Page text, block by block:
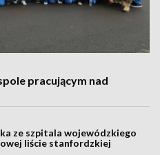
pracującym nad
ze szpitala wojewódzkiego
liście stanfordzkiej